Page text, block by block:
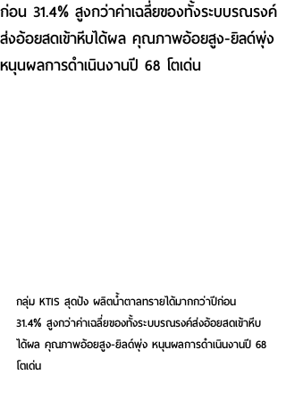
ก่อน 31.4% สูงกว่าค่าเฉลี่ยของทั้งระบบรณรงค์
ส่งอ้อยสดเข้าหีบได้ผล คุณภาพอ้อยสูง-ยิลด์พุ่ง
หนุนผลการดำเนินงานปี 68 โตเด่น
กลุ่ม KTIS สุดปัง ผลิตน้ำตาลทรายได้มากกว่าปีก่อน
31.4% สูงกว่าค่าเฉลี่ยของทั้งระบบรณรงค์ส่งอ้อยสดเข้าหีบ
ได้ผล คุณภาพอ้อยสูง-ยิลด์พุ่ง หนุนผลการดำเนินงานปี 68
โตเด่น